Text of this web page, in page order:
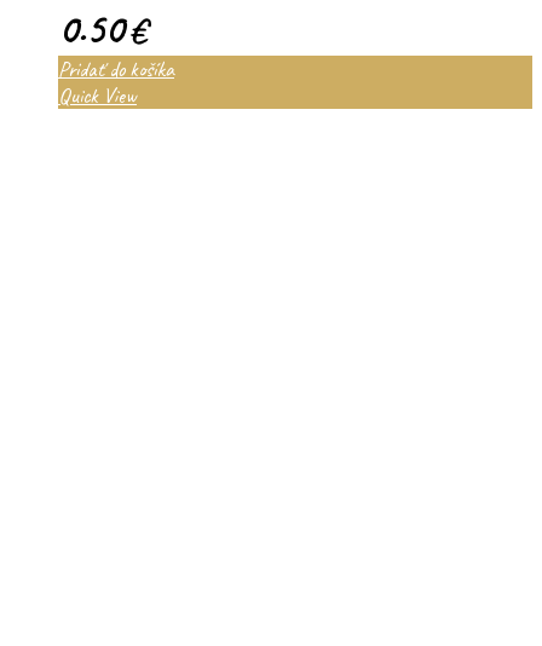
0.50€
Pridať do košíka
Quick View